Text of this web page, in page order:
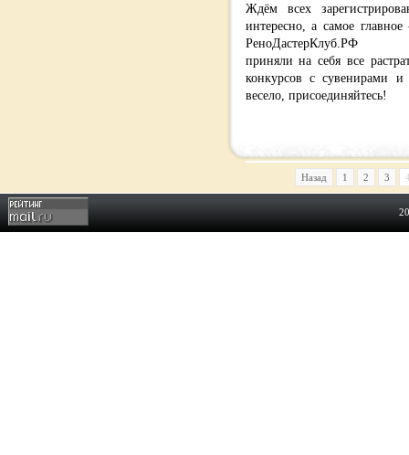
Ждём всех
интересно, а самое
РеноДастерКлуб.РФ
приняли на себя все
конкурсов с сувенирами
весело, присоединяйтесь!
Назад 1 2 3